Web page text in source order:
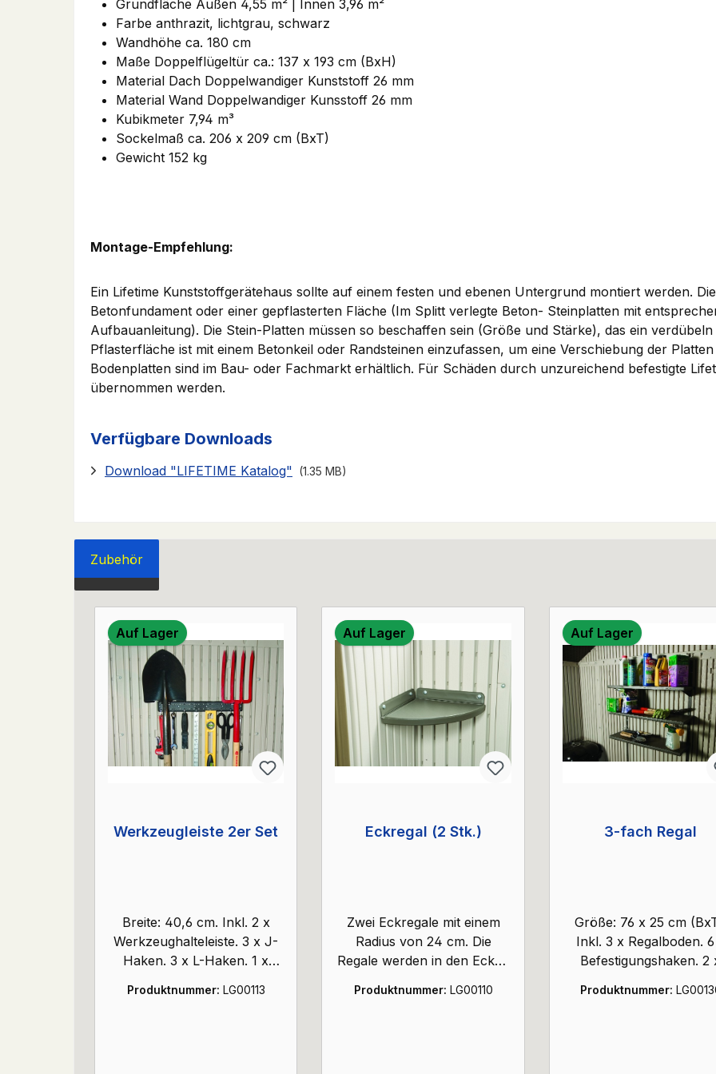
Grundfläche Außen 4,55 m² | Innen 3,96 m²
Farbe anthrazit, lichtgrau, schwarz
Wandhöhe ca. 180 cm
Maße Doppelflügeltür ca.: 137 x 193 cm (BxH)
Material Dach Doppelwandiger Kunststoff 26 mm
Material Wand Doppelwandiger Kunsstoff 26 mm
Kubikmeter 7,94 m³
Sockelmaß ca. 206 x 209 cm (BxT)
Gewicht 152 kg
Montage-Empfehlung:
Ein Lifetime Kunststoffgerätehaus sollte auf einem festen und ebenen Untergrund montiert werden.
Betonfundament oder einer gepflasterten Fläche (Im Splitt verlegte Beton- Steinplatten mit
Aufbauanleitung). Die Stein-Platten müssen so beschaffen sein (Größe und Stärke), das ein
Pflasterfläche ist mit einem Betonkeil oder Randsteinen einzufassen, um eine Verschiebung der
Bodenplatten sind im Bau- oder Fachmarkt erhältlich. Für Schäden durch unzureichend befestigte
übernommen werden.
Verfügbare Downloads
Download "LIFETIME Katalog" (1.35 MB)
Zubehör
Auf Lager
Werkzeugleiste 2er Set
Breite: 40,6 cm. Inkl. 2 x
Werkzeughalteleiste. 3 x J-
Haken. 3 x L-Haken. 1 x
x 10,16 cm Doppelarmhaken.
Produktnummer: LG00113
Auf Lager
Eckregal (2 Stk.)
Zwei Eckregale mit einem
Radius von 24 cm. Die
Regale werden in den Ecken
Traglast pro Boden: 4,5 kg
Produktnummer: LG00110
Auf Lager
3-fach Regal
Größe: 76 x 25 cm
Inkl. 3 x Regalboden.
Befestigungshaken. 2
aus HD Polyethylen.
Produktnummer: